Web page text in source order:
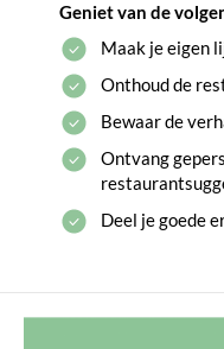
Geniet van de
Maak je eigen
Onthoud de
Bewaar de
Ontvang
Deel je goede